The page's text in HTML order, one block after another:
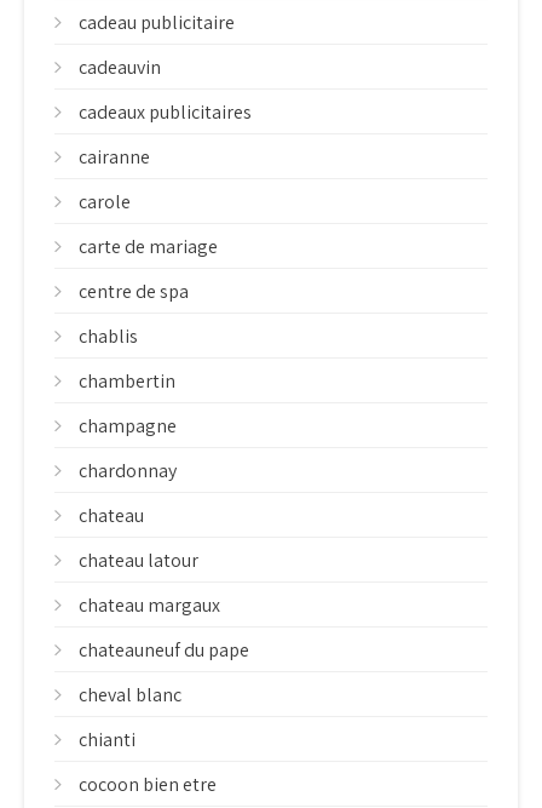
cadeau publicitaire
cadeauvin
cadeaux publicitaires
cairanne
carole
carte de mariage
centre de spa
chablis
chambertin
champagne
chardonnay
chateau
chateau latour
chateau margaux
chateauneuf du pape
cheval blanc
chianti
cocoon bien etre